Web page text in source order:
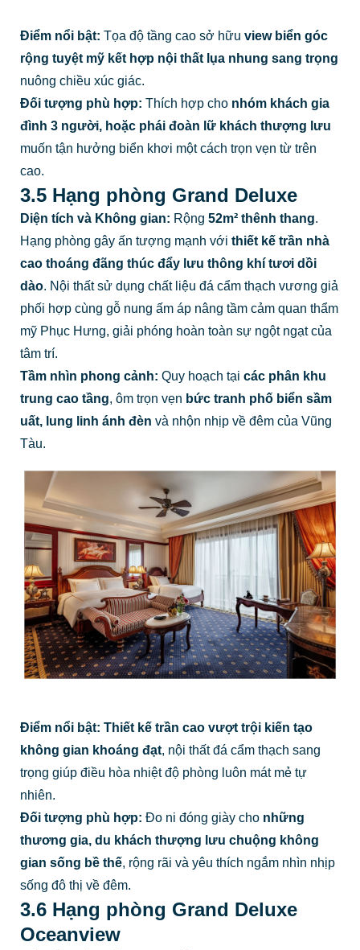
Điểm nổi bật: Tọa độ tầng cao sở hữu view biển góc
rộng tuyệt mỹ kết hợp nội thất lụa nhung sang trọng
nuông chiều xúc giác.
Đối tượng phù hợp: Thích hợp cho nhóm khách gia
đình 3 người, hoặc phái đoàn lữ khách thượng lưu
muốn tận hưởng biển khơi một cách trọn vẹn từ trên
cao.
3.5 Hạng phòng Grand Deluxe
Diện tích và Không gian: Rộng 52m² thênh thang.
Hạng phòng gây ấn tượng mạnh với thiết kế trần nhà
cao thoáng đãng thúc đẩy lưu thông khí tươi dồi
dào. Nội thất sử dụng chất liệu đá cẩm thạch vương giả
phối hợp cùng gỗ nung ấm áp nâng tầm cảm quan thẩm
mỹ Phục Hưng, giải phóng hoàn toàn sự ngột ngạt của
tâm trí.
Tầm nhìn phong cảnh: Quy hoạch tại các phân khu
trung cao tầng, ôm trọn vẹn bức tranh phố biển sầm
uất, lung linh ánh đèn và nhộn nhịp về đêm của Vũng
Tàu.
Điểm nổi bật: Thiết kế trần cao vượt trội kiến tạo
không gian khoáng đạt, nội thất đá cẩm thạch sang
trọng giúp điều hòa nhiệt độ phòng luôn mát mẻ tự
nhiên.
Đối tượng phù hợp: Đo ni đóng giày cho những
thương gia, du khách thượng lưu chuộng không
gian sống bề thế, rộng rãi và yêu thích ngắm nhìn nhịp
sống đô thị về đêm.
3.6 Hạng phòng Grand Deluxe
Oceanview